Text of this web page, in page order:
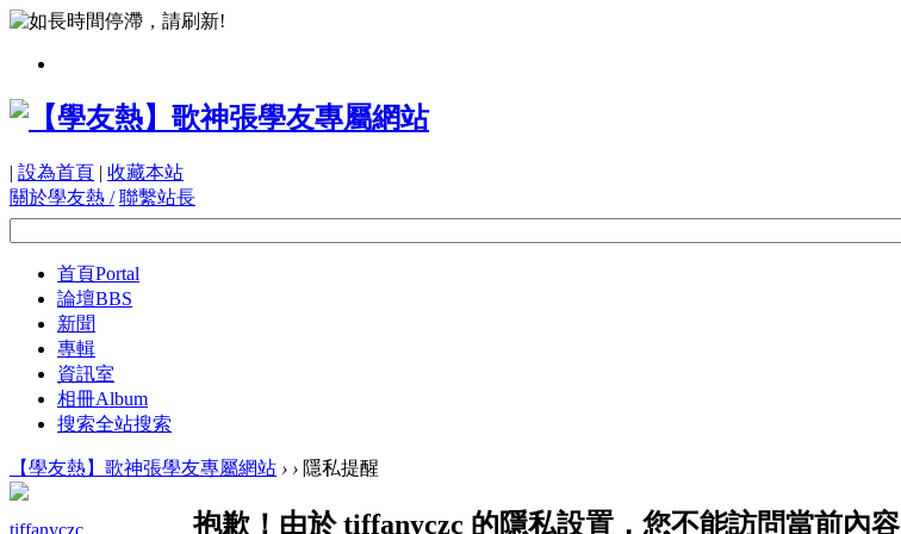
| 設為首頁 | 收藏本站
關於學友熱 / 聯繫站長
首頁Portal
論壇BBS
新聞
專輯
資訊室
相冊Album
搜索全站搜索
【學友熱】歌神張學友專屬網站 › › 隱私提醒
tiffanyczc 抱歉！由於 tiffanyczc 的隱私設置，您不能訪問當前內容